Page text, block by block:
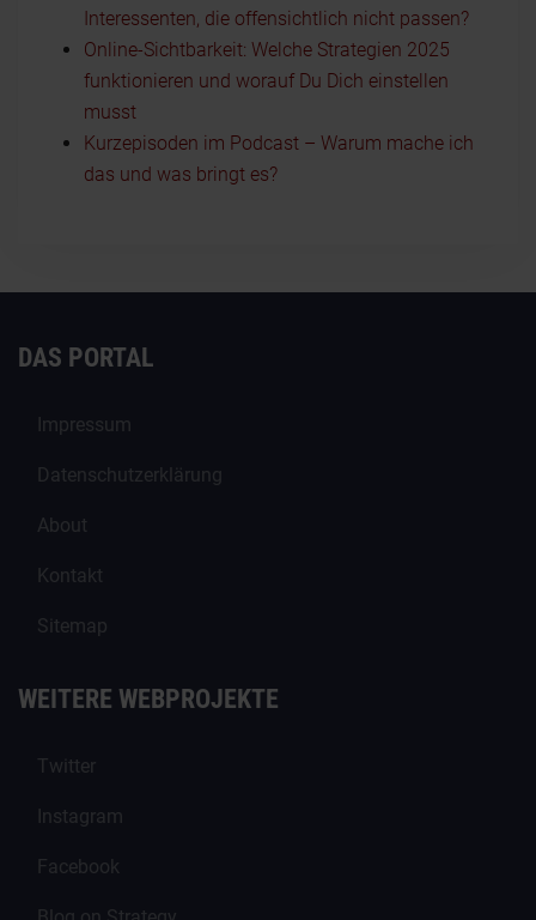
Interessenten, die offensichtlich nicht passen?
Online-Sichtbarkeit: Welche Strategien 2025
funktionieren und worauf Du Dich einstellen
musst
Kurzepisoden im Podcast – Warum mache ich
das und was bringt es?
DAS PORTAL
Impressum
Datenschutzerklärung
About
Kontakt
Sitemap
WEITERE WEBPROJEKTE
Twitter
Instagram
Facebook